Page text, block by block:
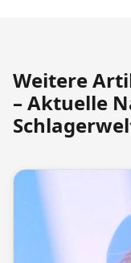
Weitere
– Aktuelle